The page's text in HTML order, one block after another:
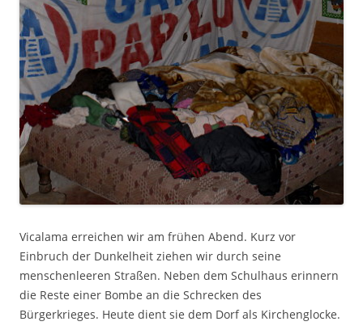
Vicalama erreichen wir am frühen Abend. Kurz vor
Einbruch der Dunkelheit ziehen wir durch seine
menschenleeren Straßen. Neben dem Schulhaus erinnern
die Reste einer Bombe an die Schrecken des
Bürgerkrieges. Heute dient sie dem Dorf als Kirchenglocke.